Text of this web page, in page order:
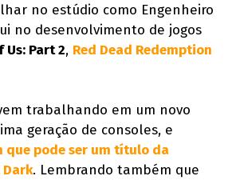
no estúdio como Engenheiro
no desenvolvimento de jogos
Us: Part 2, Red Dead Redemption
trabalhando em um novo
geração de consoles, e
que pode ser um título da
Dark. Lembrando também que